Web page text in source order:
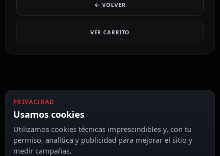
← VOLVER
VER CARRITO
CARACTERÍSTICAS DESTACADAS
VER TODAS LAS CARACTERÍSTICAS
PRIVACIDAD
Usamos cookies
Utilizamos cookies técnicas imprescindibles y, con tu
permiso, analítica y publicidad para mejorar el sitio y
medir campañas.